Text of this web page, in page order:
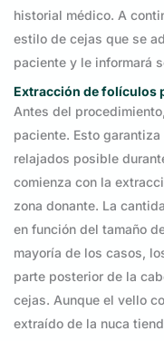
historial médico. A
estilo de cejas que se
paciente y le informará
Extracción de folículos
Antes del
paciente. Esto
relajados posible
comienza con la
zona donante. La
en función del tamaño
mayoría de los casos,
parte posterior de la
cejas. Aunque el vello
extraído de la nuca